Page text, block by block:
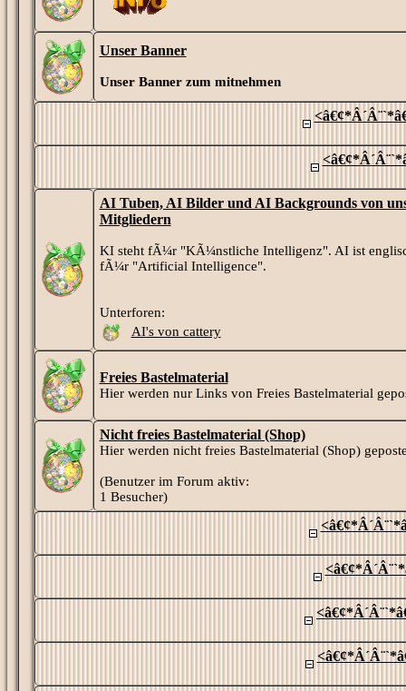
Unser Banner
Unser Banner zum mitnehmen
AI Tuben, AI Bilder und AI Backgrounds von
Mitgliedern
KI steht fÃ¼r "KÃ¼nstliche Intelligenz". AI ist
fÃ¼r "Artificial Intelligence".
Unterforen:
AI's von cattery
Freies Bastelmaterial
Hier werden nur Links von Freies Bastelmaterial
Nicht freies Bastelmaterial (Shop)
Hier werden nicht freies Bastelmaterial (Shop)
(Benutzer im Forum aktiv:
1 Besucher)